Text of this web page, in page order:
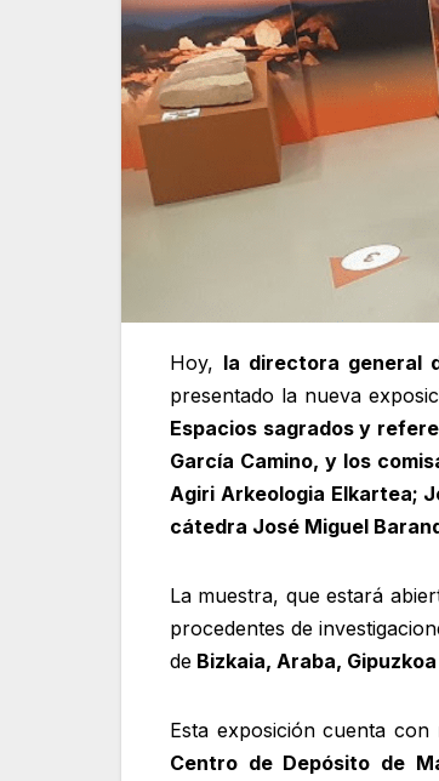
Hoy, la directora general
presentado la nueva
Espacios sagrados y
García Camino, y los
Agiri Arkeologia Elkartea;
cátedra José Miguel
La muestra, que estará
procedentes de
de Bizkaia, Araba,
Esta exposición cuenta con
Centro de Depósito de